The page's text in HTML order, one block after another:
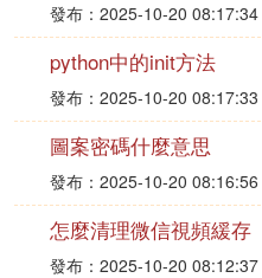
發布：2025-10-20 08:17:34
python中的init方法
發布：2025-10-20 08:17:33
圖案密碼什麼意思
發布：2025-10-20 08:16:56
怎麼清理微信視頻緩存
發布：2025-10-20 08:12:37